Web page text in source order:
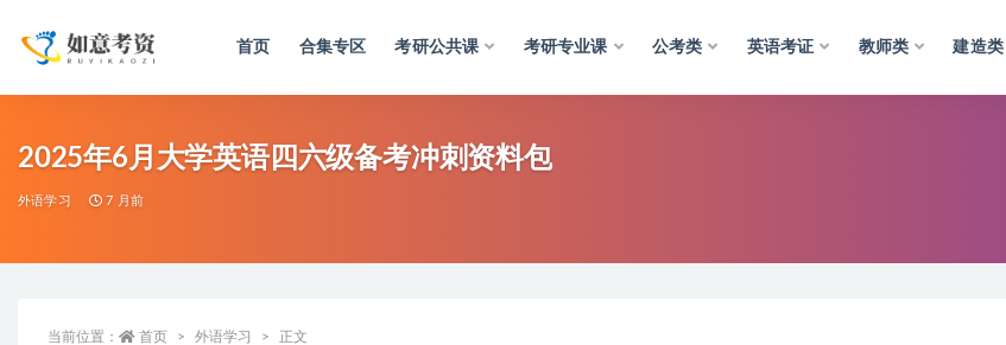
首页 合集专区 考研公共课 考研专业课 公考类 英语考证 教师类 建造类
2025年6月大学英语四六级备考冲刺资料包
外语学习 7 月前
当前位置： 首页 外语学习 正文